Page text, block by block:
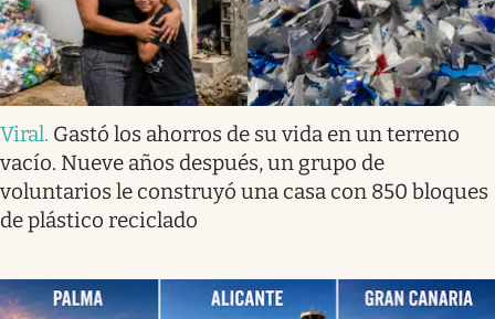
Viral. Gastó los ahorros de su vida en un terreno
vacío. Nueve años después, un grupo de
voluntarios le construyó una casa con 850 bloques
de plástico reciclado